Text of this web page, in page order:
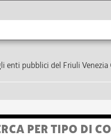
enti pubblici del Friuli Venezia
PER TIPO DI